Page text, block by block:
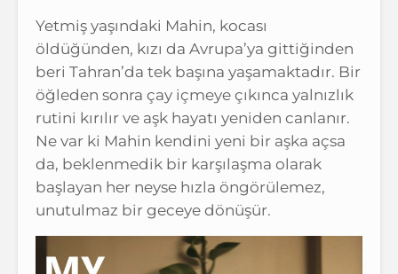
Yetmiş yaşındaki Mahin, kocası
öldüğünden, kızı da Avrupa’ya gittiğinden
beri Tahran’da tek başına yaşamaktadır. Bir
öğleden sonra çay içmeye çıkınca yalnızlık
rutini kırılır ve aşk hayatı yeniden canlanır.
Ne var ki Mahin kendini yeni bir aşka açsa
da, beklenmedik bir karşılaşma olarak
başlayan her neyse hızla öngörülemez,
unutulmaz bir geceye dönüşür.